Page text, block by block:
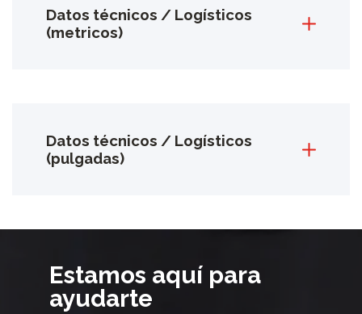
Datos técnicos / Logísticos
(metricos)
Datos técnicos / Logísticos
(pulgadas)
Estamos aquí para
ayudarte